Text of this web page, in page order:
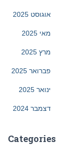
אוגוסט 2025
מאי 2025
מרץ 2025
פברואר 2025
ינואר 2025
דצמבר 2024
Categories